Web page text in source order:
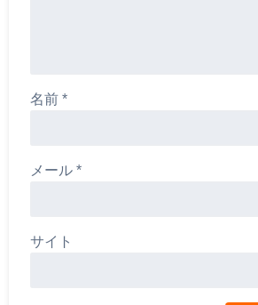
名前 *
メール *
サイト